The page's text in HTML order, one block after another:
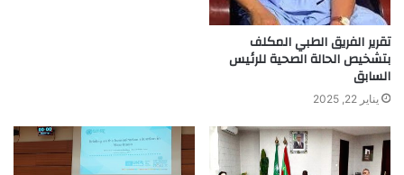
تقرير الفريق الطبي المكلف
بتشخيص الحالة الصحية للرئيس
السابق
يناير 22, 2025